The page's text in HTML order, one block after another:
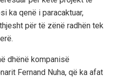
ka qenë i paracaktuar,
për të zënë radhën tek
dhënë kompanisë
Fernand Nuha, që ka afat